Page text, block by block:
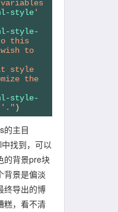
style'
style-
this
to
style
the
style-
'."
的主目
找到，可以
的背景pre块
背景是偏淡
终导出的博
糕，看不清